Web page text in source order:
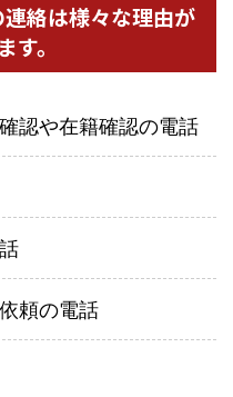
絡は様々な理由が
す。
認や在籍確認の電話
頼の電話